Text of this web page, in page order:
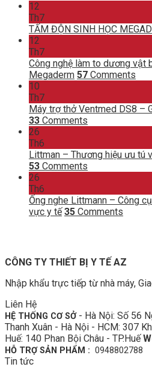
12
Th7
TẤM ĐỘN SINH HỌC
12
Th7
Công nghệ làm to dương vật
Megaderm 57 Comments
10
Th7
Máy trợ thở Ventmed DS8 –
33 Comments
26
Th6
Littman – Thương hiệu ưu tú
53 Comments
26
Th6
Ống nghe Littmann – Công
vực y tế 35 Comments
CÔNG TY THIẾT BỊ Y TẾ AZ
Nhập khẩu trực tiếp từ nhà máy,
Liên Hệ
HỆ THỐNG CƠ SỞ - Hà Nội: Số 56
Thanh Xuân - Hà Nội - HCM: 307
Huế: 140 Phan Bội Châu - TP.Huế
HỖ TRỢ SẢN PHẨM : 0948802788
Tin tức